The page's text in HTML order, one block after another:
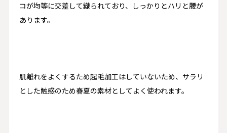
コが均等に交差して織られており、しっかりとハリと腰が
あります。
肌離れをよくするため起毛加工はしていないため、サラリ
とした触感のため春夏の素材としてよく使われます。